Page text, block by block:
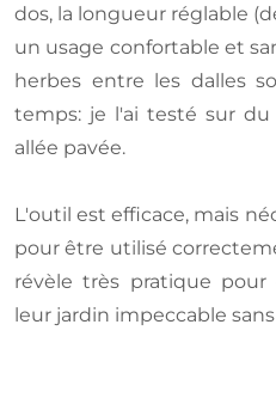
dos, la longueur réglable
un usage confortable et
herbes entre les dalles
temps: je l'ai testé sur
allée pavée.
L'outil est efficace, mais
pour être utilisé
révèle très pratique
leur jardin impeccable